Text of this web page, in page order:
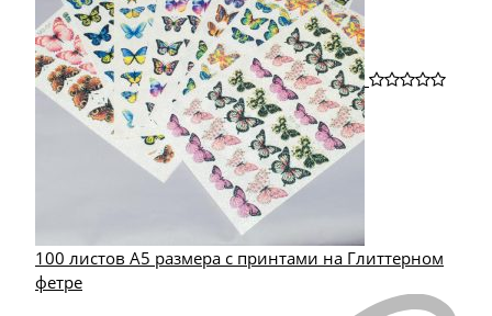
100 листов А5 размера с принтами на Глиттерном
фетре